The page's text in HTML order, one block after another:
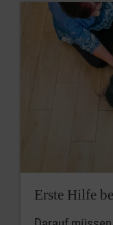
Erste Hilfe